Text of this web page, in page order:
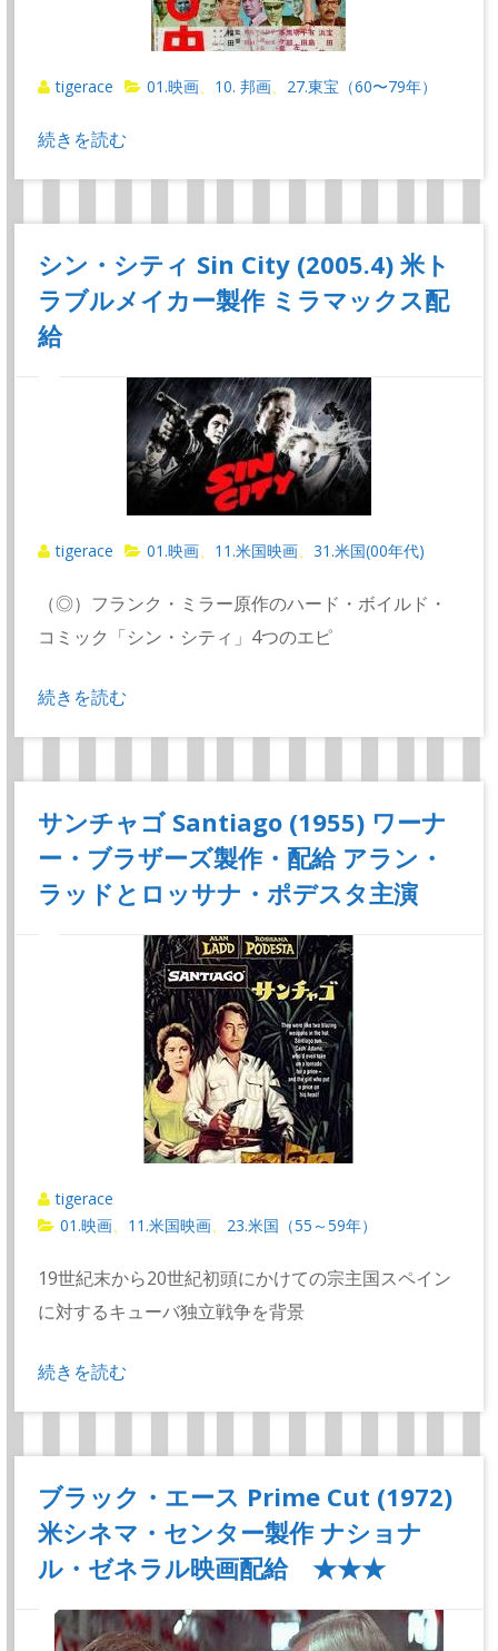
tigerace 01.映画 10. 邦画 27.東宝（60〜79年）
続きを読む
シン・シティ Sin City (2005.4) 米ト
ラブルメイカー製作 ミラマックス配
給
tigerace 01.映画 11.米国映画 、31.米国(00年代)
（◎）フランク・ミラー原作のハード・ボイルド・
コミック「シン・シティ」4つのエピ
続きを読む
サンチャゴ Santiago (1955) ワーナ
ー・ブラザーズ製作・配給 アラン・
ラッドとロッサナ・ポデスタ主演
tigerace
01.映画
11.米国映画 23.米国（55～59年）
19世紀末から20世紀初頭にかけての宗主国スペイン
に対するキューバ独立戦争を背景
続きを読む
ブラック・エース Prime Cut (1972)
米シネマ・センター製作 ナショナ
ル・ゼネラル映画配給 ★★★